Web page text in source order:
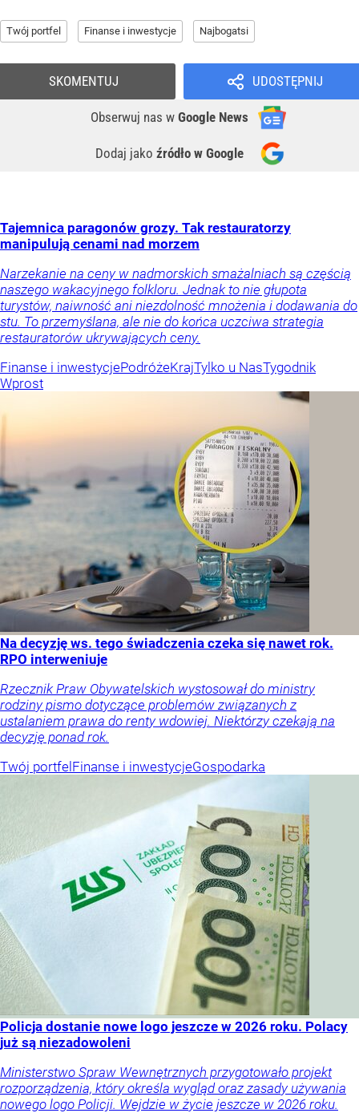
Twój portfel Finanse i inwestycje Najbogatsi
UDOSTĘPNIJ
Obserwuj nas w Google News
Dodaj jako źródło w Google
SKOMENTUJ
Tajemnica paragonów grozy. Tak restauratorzy
manipulują cenami nad morzem
Narzekanie na ceny w nadmorskich smażalniach są częścią
naszego wakacyjnego folkloru. Jednak to nie głupota
turystów, naiwność ani niezdolność mnożenia i dodawania do
stu. To przemyślana, ale nie do końca uczciwa strategia
restauratorów ukrywających ceny.
Finanse i inwestycjePodróżeKrajTylko u NasTygodnik
Wprost
Na decyzję ws. tego świadczenia czeka się nawet rok.
RPO interweniuje
Rzecznik Praw Obywatelskich wystosował do ministry
rodziny pismo dotyczące problemów związanych z
ustalaniem prawa do renty wdowiej. Niektórzy czekają na
decyzję ponad rok.
Twój portfelFinanse i inwestycjeGospodarka
Policja dostanie nowe logo jeszcze w 2026 roku. Polacy
już są niezadowoleni
Ministerstwo Spraw Wewnętrznych przygotowało projekt
rozporządzenia, który określa wygląd oraz zasady używania
nowego logo Policji. Wejdzie w życie jeszcze w 2026 roku.